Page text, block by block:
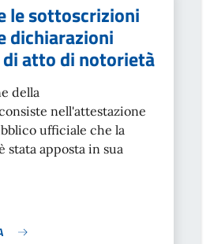
le sottoscrizioni
dichiarazioni
atto di notorietà
della
nell'attestazione
ufficiale che la
stata apposta in sua